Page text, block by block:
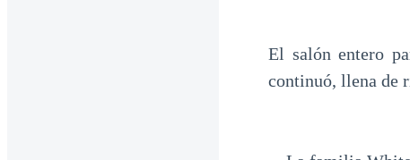
El salón entero
continuó, llena de